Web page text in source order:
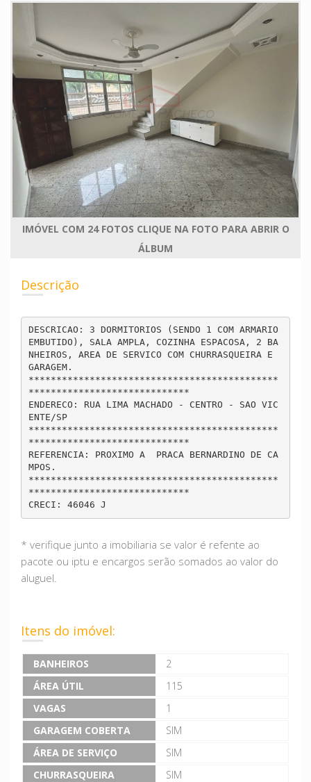
IMÓVEL COM 24 FOTOS CLIQUE NA FOTO PARA ABRIR O
ÁLBUM
Descrição
DESCRICAO: 3 DORMITORIOS (SENDO 1 COM ARMARIO
EMBUTIDO), SALA AMPLA, COZINHA ESPACOSA, 2 BA
NHEIROS, AREA DE SERVICO COM CHURRASQUEIRA E
GARAGEM.
*********************************************
*****************************
ENDERECO: RUA LIMA MACHADO - CENTRO - SAO VIC
ENTE/SP
*********************************************
*****************************
REFERENCIA: PROXIMO A  PRACA BERNARDINO DE CA
MPOS.
*********************************************
*****************************
CRECI: 46046 J
* verifique junto a imobiliaria se valor é refente ao
pacote ou iptu e encargos serão somados ao valor do
aluguel.
Itens do imóvel:
BANHEIROS
2
ÁREA ÚTIL
115
VAGAS
1
GARAGEM COBERTA
SIM
ÁREA DE SERVIÇO
SIM
CHURRASQUEIRA
SIM